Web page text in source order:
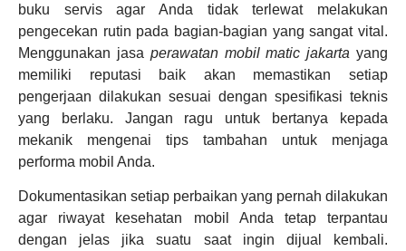
buku servis agar Anda tidak terlewat melakukan
pengecekan rutin pada bagian-bagian yang sangat vital.
Menggunakan jasa perawatan mobil matic jakarta yang
memiliki reputasi baik akan memastikan setiap
pengerjaan dilakukan sesuai dengan spesifikasi teknis
yang berlaku. Jangan ragu untuk bertanya kepada
mekanik mengenai tips tambahan untuk menjaga
performa mobil Anda.
Dokumentasikan setiap perbaikan yang pernah dilakukan
agar riwayat kesehatan mobil Anda tetap terpantau
dengan jelas jika suatu saat ingin dijual kembali.